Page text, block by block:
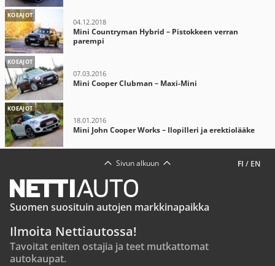
KOEAJOT
04.12.2018
Mini Countryman Hybrid – Pistokkeen verran
parempi
KOEAJOT
07.03.2016
Mini Cooper Clubman – Maxi-Mini
KOEAJOT
18.01.2016
Mini John Cooper Works – Ilopilleri ja erektiolääke
FI / EN
Sivun alkuun
Suomen suosituin autojen markkinapaikka
Ilmoita Nettiautossa!
Tavoitat eniten ostajia ja teet mutkattomat
autokaupat.